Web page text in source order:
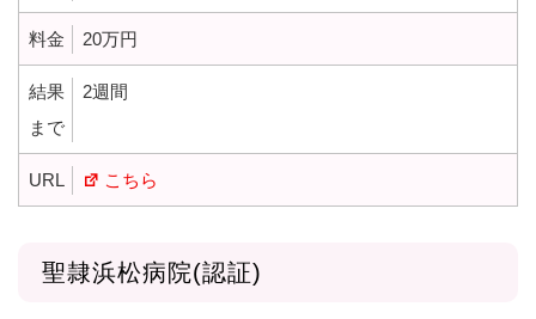
料金 20万円
結果
まで
2週間
URL こちら
聖隷浜松病院(認証)